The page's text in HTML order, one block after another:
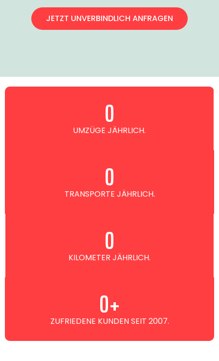
JETZT UNVERBINDLICH ANFRAGEN
UMZÜGE JÄHRLICH.
0
TRANSPORTE JÄHRLICH.
0
KILOMETER JÄHRLICH.
0
ZUFRIEDENE KUNDEN SEIT 2007.
0+